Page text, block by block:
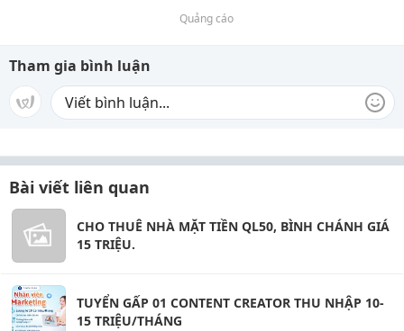
Quảng cáo
Tham gia bình luận
Bài viết liên quan
CHO THUÊ NHÀ MẶT TIỀN QL50, BÌNH CHÁNH GIÁ
15 TRIỆU.
TUYỂN GẤP 01 CONTENT CREATOR THU NHẬP 10-
15 TRIỆU/THÁNG